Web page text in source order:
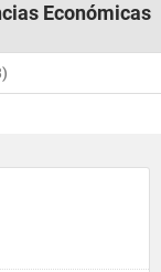
Económicas